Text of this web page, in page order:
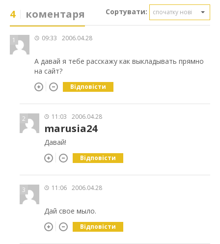
4 коментаря Сортувати: спочатку нові
1 09:33 2006.04.28
А давай я тебе расскажу как выкладывать прямно
на сайт?
Відповісти
2 11:03 2006.04.28
marusia24
Давай!
Відповісти
3 11:06 2006.04.28
Дай свое мыло.
Відповісти